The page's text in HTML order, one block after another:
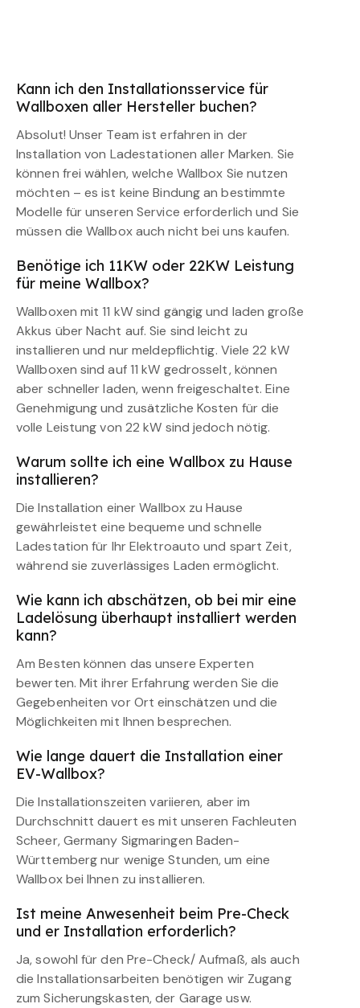
Kann ich den Installationsservice für
Wallboxen aller Hersteller buchen?
Absolut! Unser Team ist erfahren in der
Installation von Ladestationen aller Marken. Sie
können frei wählen, welche Wallbox Sie nutzen
möchten – es ist keine Bindung an bestimmte
Modelle für unseren Service erforderlich und Sie
müssen die Wallbox auch nicht bei uns kaufen.
Benötige ich 11KW oder 22KW Leistung
für meine Wallbox?
Wallboxen mit 11 kW sind gängig und laden große
Akkus über Nacht auf. Sie sind leicht zu
installieren und nur meldepflichtig. Viele 22 kW
Wallboxen sind auf 11 kW gedrosselt, können
aber schneller laden, wenn freigeschaltet. Eine
Genehmigung und zusätzliche Kosten für die
volle Leistung von 22 kW sind jedoch nötig.
Warum sollte ich eine Wallbox zu Hause
installieren?
Die Installation einer Wallbox zu Hause
gewährleistet eine bequeme und schnelle
Ladestation für Ihr Elektroauto und spart Zeit,
während sie zuverlässiges Laden ermöglicht.
Wie kann ich abschätzen, ob bei mir eine
Ladelösung überhaupt installiert werden
kann?
Am Besten können das unsere Experten
bewerten. Mit ihrer Erfahrung werden Sie die
Gegebenheiten vor Ort einschätzen und die
Möglichkeiten mit Ihnen besprechen.
Wie lange dauert die Installation einer
EV-Wallbox?
Die Installationszeiten variieren, aber im
Durchschnitt dauert es mit unseren Fachleuten
Scheer, Germany Sigmaringen Baden-
Württemberg nur wenige Stunden, um eine
Wallbox bei Ihnen zu installieren.
Ist meine Anwesenheit beim Pre-Check
und er Installation erforderlich?
Ja, sowohl für den Pre-Check/ Aufmaß, als auch
die Installationsarbeiten benötigen wir Zugang
zum Sicherungskasten, der Garage usw.